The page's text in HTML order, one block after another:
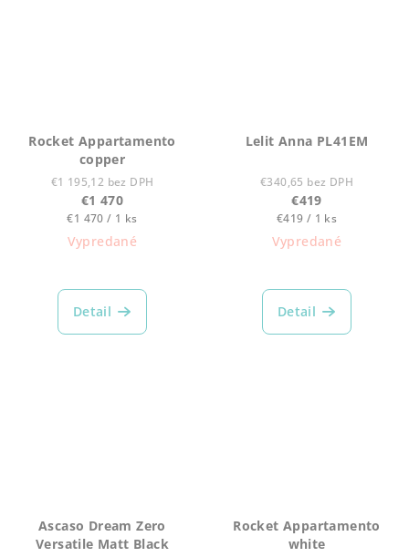
Rocket Appartamento
copper
€1 195,12 bez DPH
€1 470
Jednotková
cena:
€1 470 / 1 ks
Vypredané
Detail
Lelit Anna PL41EM
€340,65 bez DPH
€419
Jednotková
cena:
€419 / 1 ks
Vypredané
hodnotenie
produktu
Detail
Ascaso Dream Zero
Versatile Matt Black
Rocket Appartamento
white